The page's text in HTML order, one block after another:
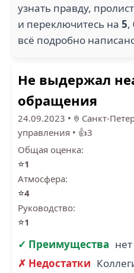
узнать правду,
и переключитесь на 5,
всё подробно
Не выдержал
обращения
24.09.2023 • Санкт-
управления • 👍3
Общая оценка:
⭐1
Атмосфера:
⭐4
Руководство:
⭐1
✓ Преимущества нет
✗ Недостатки